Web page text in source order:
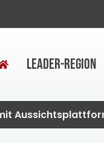
LEADER-REGION